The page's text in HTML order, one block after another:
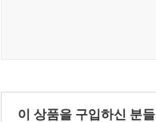
이 상품을 구입하신 분